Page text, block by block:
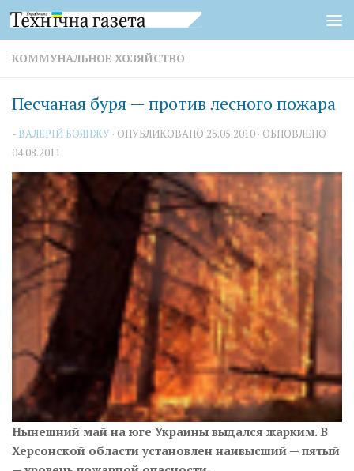
Перейти к содержимому
КОММУНАЛЬНОЕ ХОЗЯЙСТВО
Песчаная буря — против лесного пожара
- ВАЛЕРІЙ БОЯНЖУ · ОПУБЛИКОВАНО 25.05.2010 · ОБНОВЛЕНО
04.08.2011
Нынешний май на юге Украины выдался жарким. В
Херсонской области установлен наивысший — пятый